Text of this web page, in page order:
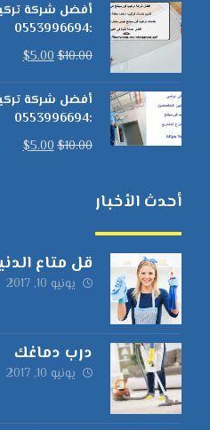
أفضل شركة
:0553996694
$10.00
$5.00
أفضل شركة
:0553996694
$10.00
$5.00
أحدث الأخبار
قل متاع
يونيو 10, 2017
درب دماغك
يونيو 10, 2017